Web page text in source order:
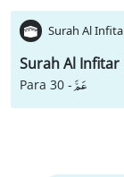
Surah Al
Surah Al Infitar
Para 30 -عَمَّ